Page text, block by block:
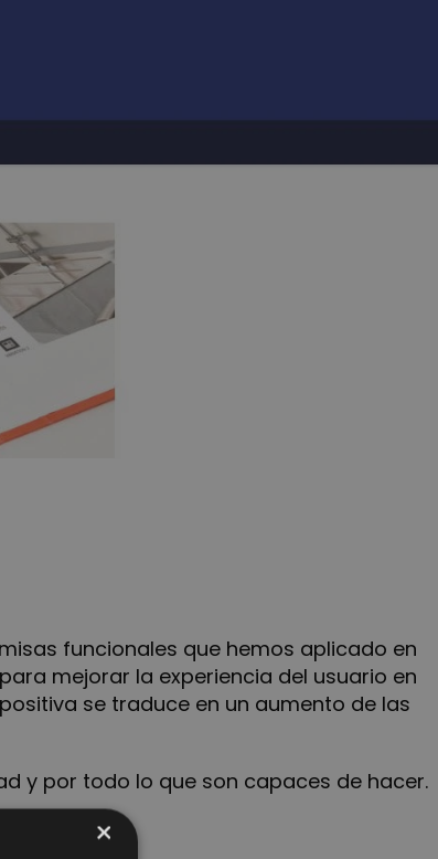
funcionales que hemos aplicado en
mejorar la experiencia del usuario en
se traduce en un aumento de las
y por todo lo que son capaces de hacer.
×